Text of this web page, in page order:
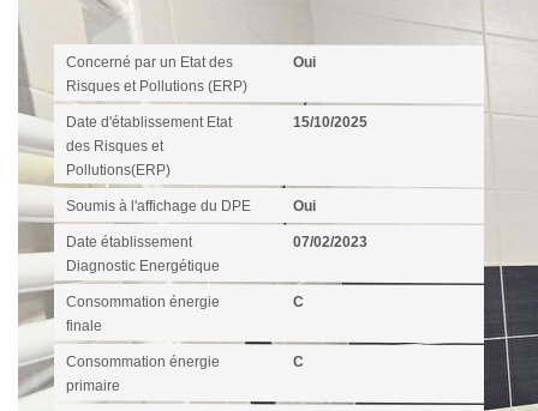
Diagnostics
Concerné par un Etat des
Risques et Pollutions (ERP)
Oui
Date d'établissement Etat
des Risques et
Pollutions(ERP)
15/10/2025
Soumis à l'affichage du DPE Oui
Date établissement
Diagnostic Energétique
07/02/2023
Consommation énergie
finale
C
Consommation énergie
primaire
C